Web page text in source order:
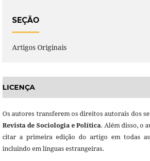
SEÇÃO
Artigos Originais
LICENÇA
Os autores transferem os direitos autorais dos
Revista de Sociologia e Política. Além disso, o
citar a primeira edição do artigo em todas
incluindo em línguas estrangeiras.